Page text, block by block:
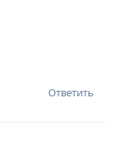
Ответить